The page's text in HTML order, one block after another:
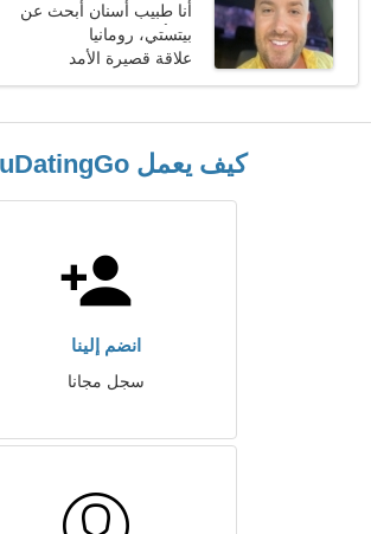
أنا طبيب أسنان أبحث عن
امرأة حنونة
بيتستي، رومانيا
علاقة قصيرة الأمد
كيف يعمل RouDatingGo
انضم إلينا
سجل مجانا